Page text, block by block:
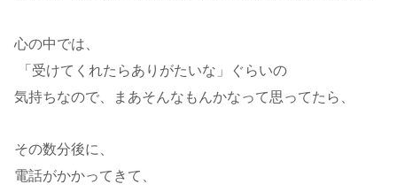
心の中では、
「受けてくれたらありがたいな」ぐらいの
気持ちなので、まあそんなもんかなって思ってたら、
その数分後に、
電話がかかってきて、